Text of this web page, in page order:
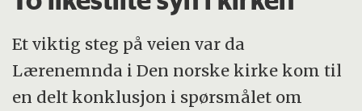
Et viktig steg på veien var da
Lærenemnda i Den norske kirke kom til
en delt konklusjon i spørsmålet om